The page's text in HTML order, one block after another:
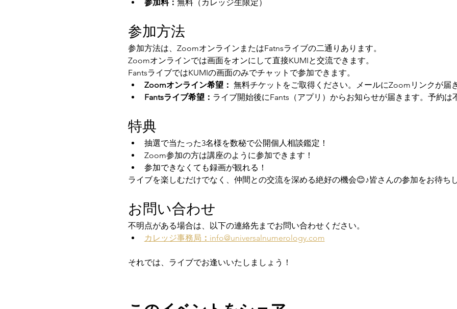
参加料： 無料（カレッジ生限定）
参加方法
参加方法は、ZoomオンラインまたはFatnsライブの二通りあります。
Zoomオンラインでは画面をオンにして直接KUMIと交流できます。
FantsライブではKUMIの画面のみでチャットで参加できます。
Zoomオンライン希望： 無料チケットをご取得ください。メールにZoomリンクが届き
Fantsライブ希望： ライブ開始後にFants（アプリ）からお知らせが届きます。予約は
特典
抽選で当たった3名様を数秘で公開個人相談鑑定！
Zoom参加の方は講座のように参加できます！
参加できなくても録画が観れる！
ライブを楽しむだけでなく、仲間との交流を深める絶好の機会😊♪皆さんの参加をお待ち
お問い合わせ
不明点がある場合は、以下の連絡先までお問い合わせください。
カレッジ事務局 ： info@universalnumerology.com
それでは、ライブでお逢いいたしましょう！